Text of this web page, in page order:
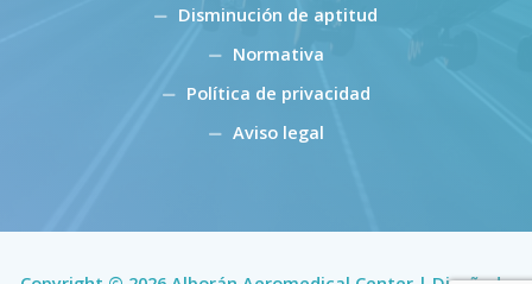
Disminución de aptitud
Normativa
Política de privacidad
Aviso legal